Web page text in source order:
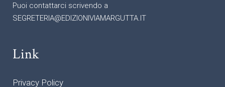
Puoi contattarci scrivendo a
SEGRETERIA@EDIZIONIVIAMARGUTTA.IT
Link
Privacy Policy